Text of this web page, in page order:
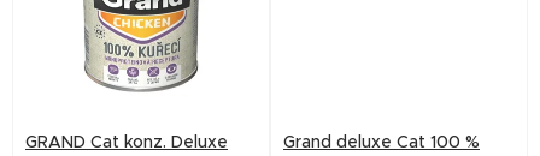
GRAND Cat konz. Deluxe
Grand deluxe Cat 100 %